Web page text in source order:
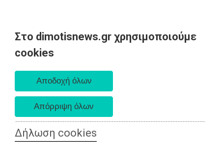
Στο dimotisnews.gr χρησιμοποιούμε
cookies
Δήλωση cookies